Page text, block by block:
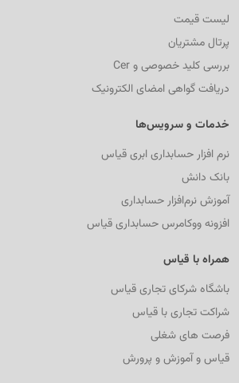
لیست قیمت
پرتال مشتریان
بررسی کلید خصوصی و Cer
دریافت گواهی امضای الکترونیک
خدمات و سرویس‌ها
نرم افزار حسابداری ابری قیاس
بانک دانش
آموزش نرم‌افزار حسابداری
افزونه ووکامرس حسابداری قیاس
همراه با قیاس
باشگاه شرکای تجاری قیاس
شراکت تجاری با قیاس
فرصت های شغلی
قیاس و آموزش و پرورش